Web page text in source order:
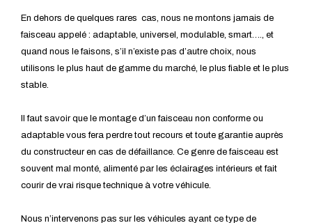
En dehors de quelques rares cas, nous ne montons jamais de
faisceau appelé : adaptable, universel, modulable, smart…., et
quand nous le faisons, s’il n’existe pas d’autre choix, nous
utilisons le plus haut de gamme du marché, le plus fiable et le plus
stable.
Il faut savoir que le montage d’un faisceau non conforme ou
adaptable vous fera perdre tout recours et toute garantie auprès
du constructeur en cas de défaillance. Ce genre de faisceau est
souvent mal monté, alimenté par les éclairages intérieurs et fait
courir de vrai risque technique à votre véhicule.
Nous n’intervenons pas sur les véhicules ayant ce type de